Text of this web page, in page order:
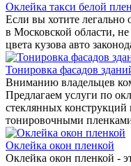
Оклейка такси белой
Если вы хотите легально
в Московской области,
цвета кузова авто
Тонировка фасадов
Вниманию владельцев
Предлагаем услуги по
стеклянных
тонировочными
Оклейка окон пленкой
Оклейка окон пленкой -